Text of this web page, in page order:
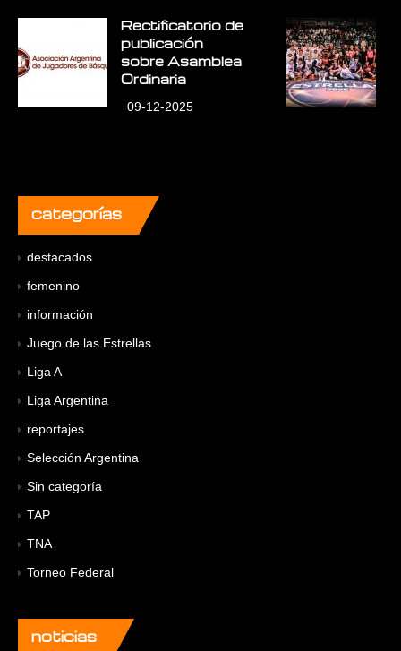
Rectificatorio de
publicación
sobre Asamblea
Ordinaria
09-12-2025
categorías
destacados
femenino
información
Juego de las Estrellas
Liga A
Liga Argentina
reportajes
Selección Argentina
Sin categoría
TAP
TNA
Torneo Federal
noticias